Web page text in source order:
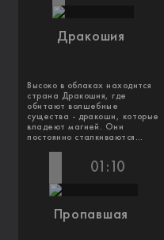
Дракошия
Высоко в облаках находится
страна Дракошия, где
обитают волшебные
существа - дракоши, которые
владеют магией. Они
постоянно сталкиваются...
01:10
Пропавшая